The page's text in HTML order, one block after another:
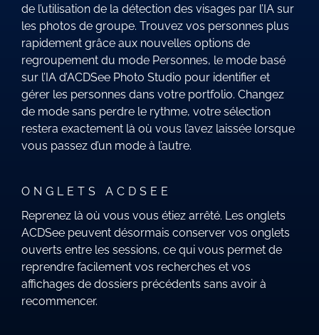
de l’utilisation de la détection des visages par l’IA sur
les photos de groupe. Trouvez vos personnes plus
rapidement grâce aux nouvelles options de
regroupement du mode Personnes, le mode basé
sur l’IA d’ACDSee Photo Studio pour identifier et
gérer les personnes dans votre portfolio. Changez
de mode sans perdre le rythme, votre sélection
restera exactement là où vous l’avez laissée lorsque
vous passez d’un mode à l’autre.
ONGLETS ACDSEE
Reprenez là où vous vous étiez arrêté. Les onglets
ACDSee peuvent désormais conserver vos onglets
ouverts entre les sessions, ce qui vous permet de
reprendre facilement vos recherches et vos
affichages de dossiers précédents sans avoir à
recommencer.